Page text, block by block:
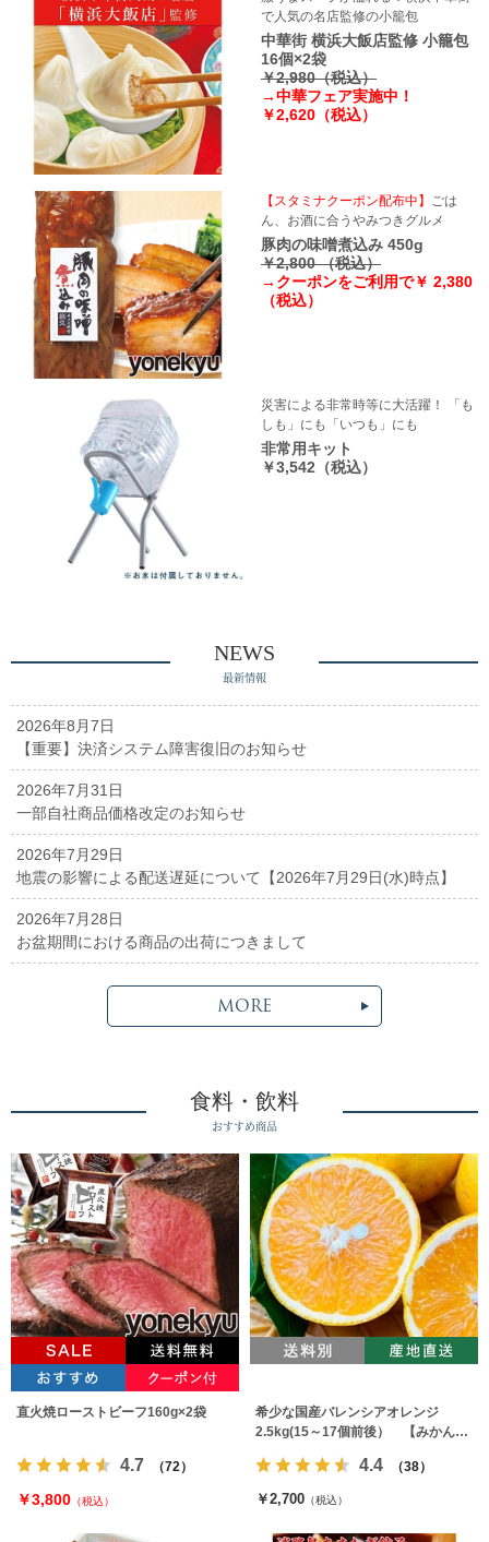
で人気の名店監修の小籠包
中華街 横浜大飯店監修 小籠包
16個×2袋
￥2,980（税込）
→中華フェア実施中！
￥2,620（税込）
【スタミナクーポン配布中】
ごは
ん、お酒に合うやみつきグルメ
豚肉の味噌煮込み 450g
￥2,800 （税込）
→クーポンをご利用で￥ 2,380
（税込）
災害による非常時等に大活躍！ 「も
しも」にも「いつも」にも
非常用キット
￥3,542（税込）
NEWS
最新情報
2026年8月7日
【重要】決済システム障害復旧のお知らせ
2026年7月31日
一部自社商品価格改定のお知らせ
2026年7月29日
地震の影響による配送遅延について【2026年7月29日(水)時点】
2026年7月28日
お盆期間における商品の出荷につきまして
MORE
食料・飲料
おすすめ商品
直火焼ローストビーフ160g×2袋
4.7 （72）
￥3,800 （税込）
希少な国産バレンシアオレンジ
2.5kg(15～17個前後） 【みかんの
4.4 （38）
￥2,700 （税込）